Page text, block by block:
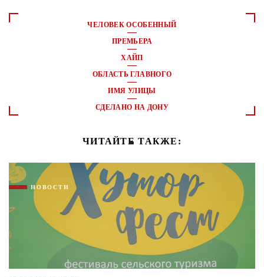
ЧЕЛОВЕК ОСОБЕННЫЙ
ПРЕМЬЕРА
ХАЙП
ОБЛАСТЬ ГЛАВНОГО
ИМЯ УЛИЦЫ
СДЕЛАНО НА ДОНУ
ЧИТАЙТЕ ТАКЖЕ:
НОВОСТИ